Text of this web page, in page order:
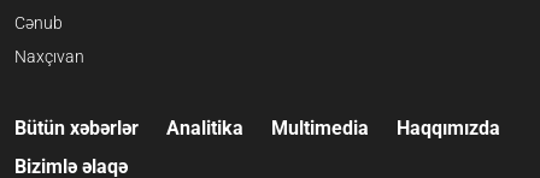
Cənub
Naxçıvan
Bütün xəbərlər Analitika Multimedia
Haqqımızda
Bizimlə əlaqə